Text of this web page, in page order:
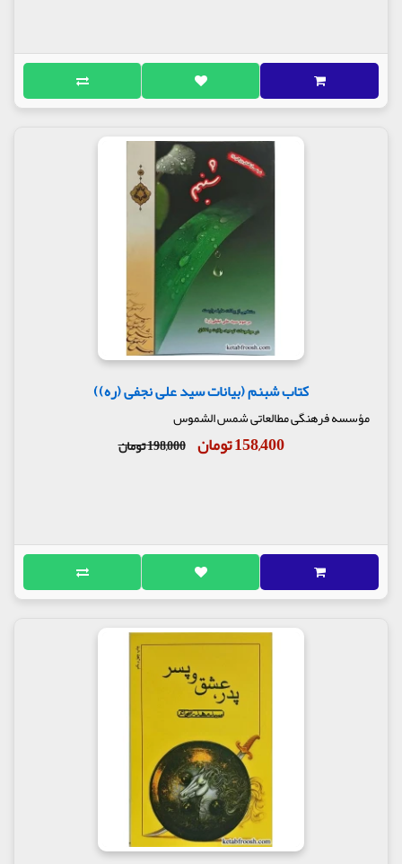
کتاب شبنم (بیانات سید علی نجفی (ره))
مؤسسه فرهنگی مطالعاتی شمس الشموس
158,400 تومان 198,000 تومان